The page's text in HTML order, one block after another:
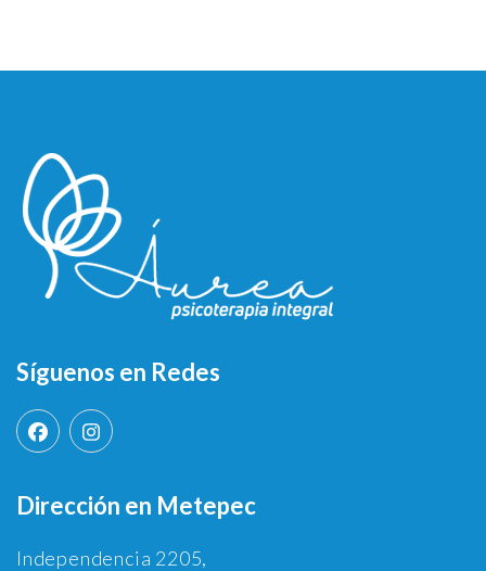
Síguenos en Redes
Dirección en Metepec
Independencia 2205,